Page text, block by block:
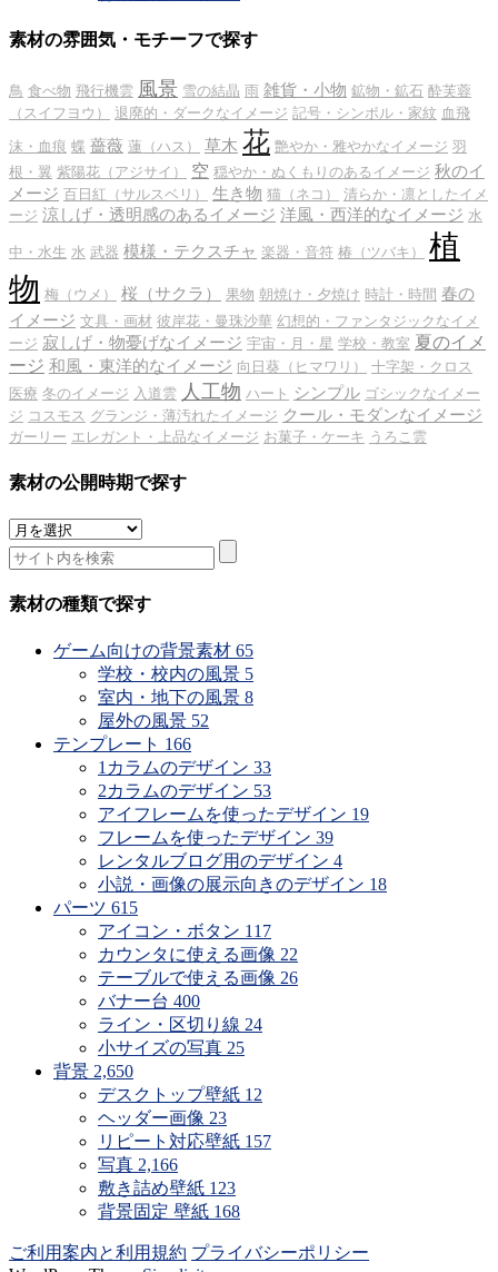
素材の雰囲気・モチーフで探す
鳥 食べ物 飛行機雲 風景 雪の結晶 雨 雑貨・小物 鉱物・鉱石 酔芙蓉
（スイフヨウ）
退廃的・ダークなイメージ 記号・シンボル・家紋 血飛
沫・血痕 蝶 薔薇 蓮（ハス） 草木 花 艶やか・雅やかなイメージ 羽
根・翼 紫陽花（アジサイ） 空 穏やか・ぬくもりのあるイメージ 秋のイ
メージ 百日紅（サルスベリ） 生き物 猫（ネコ）
清らか・凛としたイメ
ージ 涼しげ・透明感のあるイメージ 洋風・西洋的なイメージ 水
中・水生 水 武器 模様・テクスチャ 楽器・音符 椿（ツバキ）
植
物 梅（ウメ） 桜（サクラ） 果物 朝焼け・夕焼け 時計・時間 春の
イメージ 文具・画材 彼岸花・曼珠沙華 幻想的・ファンタジックなイメ
ージ 寂しげ・物憂げなイメージ 宇宙・月・星 学校・教室 夏のイメ
ージ 和風・東洋的なイメージ 向日葵（ヒマワリ）
十字架・クロス
医療 冬のイメージ 入道雲 人工物 ハート シンプル ゴシックなイメー
ジ コスモス グランジ・薄汚れたイメージ クール・モダンなイメージ
ガーリー エレガント・上品なイメージ お菓子・ケーキ うろこ雲
素材の公開時期で探す
素
材
の
公
素材の種類で探す
ゲーム向けの背景素材 65
学校・校内の風景 5
室内・地下の風景 8
屋外の風景 52
テンプレート 166
1カラムのデザイン 33
2カラムのデザイン 53
アイフレームを使ったデザイン 19
フレームを使ったデザイン 39
レンタルブログ用のデザイン 4
小説・画像の展示向きのデザイン 18
パーツ 615
アイコン・ボタン 117
カウンタに使える画像 22
テーブルで使える画像 26
バナー台 400
ライン・区切り線 24
小サイズの写真 25
背景 2,650
デスクトップ壁紙 12
ヘッダー画像 23
リピート対応壁紙 157
写真 2,166
敷き詰め壁紙 123
背景固定 壁紙 168
ご利用案内と利用規約 プライバシーポリシー